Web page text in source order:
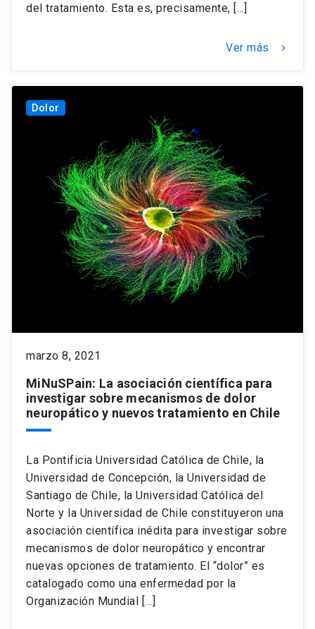
del tratamiento. Esta es, precisamente, […]
Ver más keyboard_arrow_right
Dolor
marzo 8, 2021
MiNuSPain: La asociación científica para
investigar sobre mecanismos de dolor
neuropático y nuevos tratamiento en Chile
La Pontificia Universidad Católica de Chile, la
Universidad de Concepción, la Universidad de
Santiago de Chile, la Universidad Católica del
Norte y la Universidad de Chile constituyeron una
asociación científica inédita para investigar sobre
mecanismos de dolor neuropático y encontrar
nuevas opciones de tratamiento. El “dolor” es
catalogado como una enfermedad por la
Organización Mundial […]